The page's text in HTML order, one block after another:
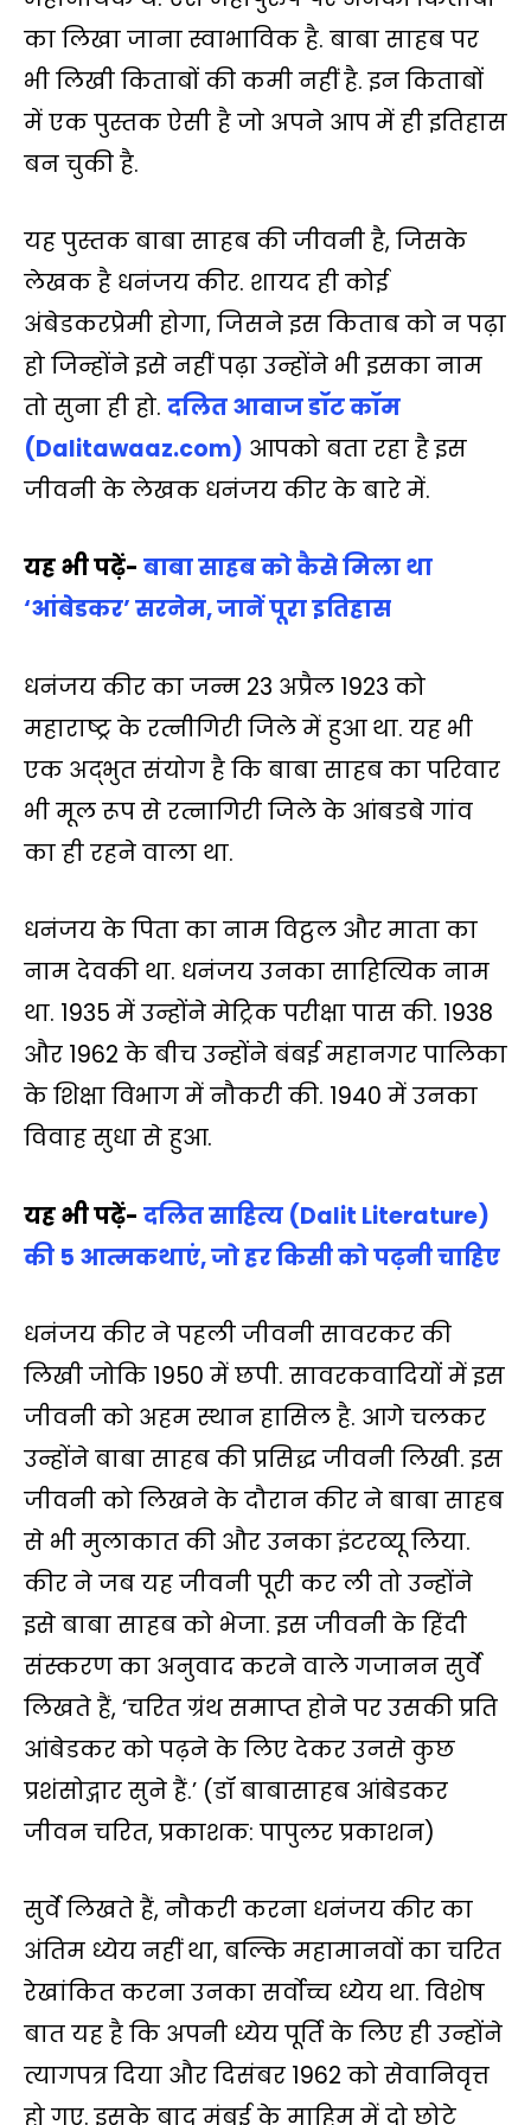
A
p
k
k
m
का लिखा जाना स्वाभाविक है. बाबा साहब पर
भी लिखी किताबों की कमी नहीं है. इन किताबों
में एक पुस्तक ऐसी है जो अपने आप में ही इतिहास
बन चुकी है.
यह पुस्तक बाबा साहब की जीवनी है, जिसके
लेखक है धनंजय कीर. शायद ही कोई
अंबेडकरप्रेमी होगा, जिसने इस किताब को न पढ़ा
हो जिन्होंने इसे नहीं पढ़ा उन्होंने भी इसका नाम
तो सुना ही हो. दलित आवाज डॉट कॉम
(Dalitawaaz.com) आपको बता रहा है इस
जीवनी के लेखक धनंजय कीर के बारे में.
यह भी पढ़ें- बाबा साहब को कैसे मिला था
‘आंबेडकर’ सरनेम, जानें पूरा इतिहास
धनंजय कीर का जन्म 23 अप्रैल 1923 को
महाराष्ट्र के रत्नीगिरी जिले में हुआ था. यह भी
एक अद्भुत संयोग है कि बाबा साहब का परिवार
भी मूल रूप से रत्नागिरी जिले के आंबडबे गांव
का ही रहने वाला था.
धनंजय के पिता का नाम विट्ठल और माता का
नाम देवकी था. धनंजय उनका साहित्यिक नाम
था. 1935 में उन्होंने मेट्रिक परीक्षा पास की. 1938
और 1962 के बीच उन्होंने बंबई महानगर पालिका
के शिक्षा विभाग में नौकरी की. 1940 में उनका
विवाह सुधा से हुआ.
यह भी पढ़ें- दलित साहित्य (Dalit Literature)
की 5 आत्मकथाएं, जो हर किसी को पढ़नी चाहिए
धनंजय कीर ने पहली जीवनी सावरकर की
लिखी जोकि 1950 में छपी. सावरकवादियों में इस
जीवनी को अहम स्थान हासिल है. आगे चलकर
उन्होंने बाबा साहब की प्रसिद्ध जीवनी लिखी. इस
जीवनी को लिखने के दौरान कीर ने बाबा साहब
से भी मुलाकात की और उनका इंटरव्यू लिया.
कीर ने जब यह जीवनी पूरी कर ली तो उन्होंने
इसे बाबा साहब को भेजा. इस जीवनी के हिंदी
संस्करण का अनुवाद करने वाले गजानन सुर्वे
लिखते हैं, ‘चरित ग्रंथ समाप्त होने पर उसकी प्रति
आंबेडकर को पढ़ने के लिए देकर उनसे कुछ
प्रशंसोद्गार सुने हैं.’ (डॉ बाबासाहब आंबेडकर
जीवन चरित, प्रकाशक: पापुलर प्रकाशन)
सुर्वे लिखते हैं, नौकरी करना धनंजय कीर का
अंतिम ध्येय नहीं था, बल्कि महामानवों का चरित
रेखांकित करना उनका सर्वोच्च ध्येय था. विशेष
बात यह है कि अपनी ध्येय पूर्ति के लिए ही उन्होंने
त्यागपत्र दिया और दिसंबर 1962 को सेवानिवृत्त
हो गए. इसके बाद मुंबई के माहिम में दो छोटे